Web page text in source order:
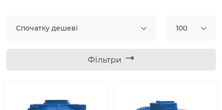
Спочатку дешеві 100
Фільтри